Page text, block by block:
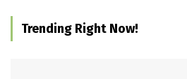
Trending Right Now!